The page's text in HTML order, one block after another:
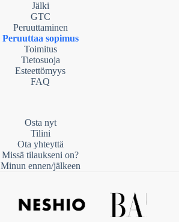
Jälki
GTC
Peruuttaminen
Peruuttaa sopimus
Toimitus
Tietosuoja
Esteettömyys
FAQ
Osta nyt
Tilini
Ota yhteyttä
Missä tilaukseni on?
Minun ennen/jälkeen